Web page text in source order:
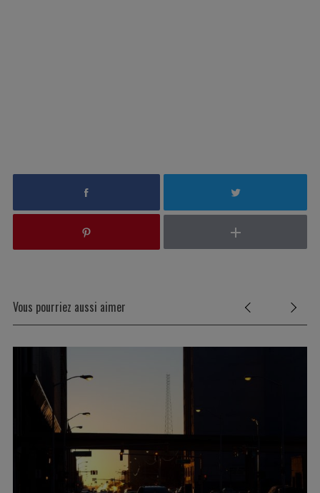
Vous pourriez aussi aimer